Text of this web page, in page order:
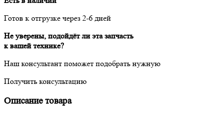
Готов к отгрузке через 2-6 дней
Не уверены, подойдёт ли эта запчасть
к вашей технике?
Наш консультант поможет подобрать нужную
Получить консультацию
Описание товара